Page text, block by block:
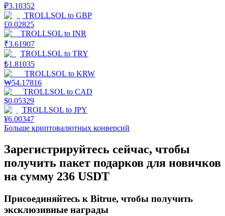
Высокая прибыль и мгновенный доступ
Launchpool
Гибкая ставка для заработка популярных токенов
₽3.10352
TROLLSOL to GBP
£0.02825
TROLLSOL to INR
₹3.61907
TROLLSOL to TRY
₺1.81035
TROLLSOL to KRW
₩54.17816
TROLLSOL to CAD
$0.05329
TROLLSOL to JPY
¥6.00347
Больше криптовалютных конверсий
Зарегистрируйтесь сейчас, чтобы
получить пакет подарков для новичков
на сумму 236 USDT
Присоединяйтесь к Bitrue, чтобы получить
эксклюзивные награды